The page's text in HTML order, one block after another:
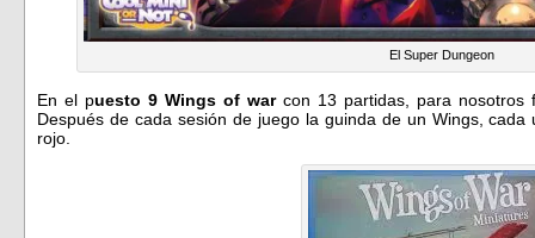
El Super Dungeon
En el puesto 9 Wings of warcon 13 partidas, para nosotros
Después de cada sesión de juego la guinda de un Wings,
rojo.